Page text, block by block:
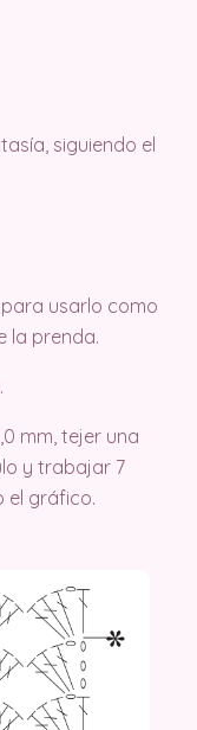
siguiendo el
usarlo como
la prenda.
mm, tejer una
y trabajar 7
el gráfico.